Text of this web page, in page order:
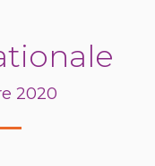
2020